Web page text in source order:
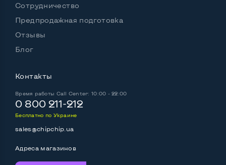
Сотрудничество
Предпродажная подготовка
Отзывы
Блог
Контакты
Время работы Call Center: 10:00 - 22:00
0 800 211-212
Бесплатно по Украине
sales@chipchip.ua
Адреса магазинов